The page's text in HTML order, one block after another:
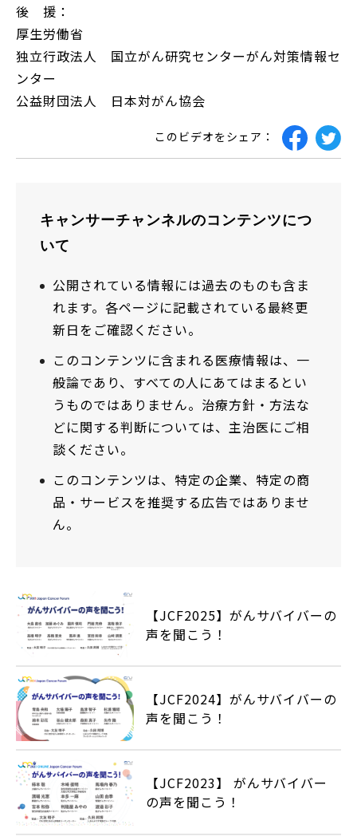
後 援：
厚生労働省
独立行政法人 国立がん研究センターがん対策情報セ
ンター
公益財団法人 日本対がん協会
このビデオをシェア：
キャンサーチャンネルのコンテンツにつ
いて
公開されている情報には過去のものも含ま
れます。各ページに記載されている最終更
新日をご確認ください。
このコンテンツに含まれる医療情報は、一
般論であり、すべての人にあてはまるとい
うものではありません。治療方針・方法な
どに関する判断については、主治医にご相
談ください。
このコンテンツは、特定の企業、特定の商
品・サービスを推奨する広告ではありませ
ん。
【JCF2025】がんサバイバーの
声を聞こう！
【JCF2024】がんサバイバーの
声を聞こう！
【JCF2023】 がんサバイバー
の声を聞こう！